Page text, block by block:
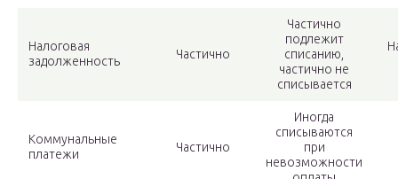
Налоговая
задолженность
Частично
Частично
подлежит
списанию,
частично не
списывается
Коммунальные
платежи
Частично
Иногда
списываются
при
невозможности